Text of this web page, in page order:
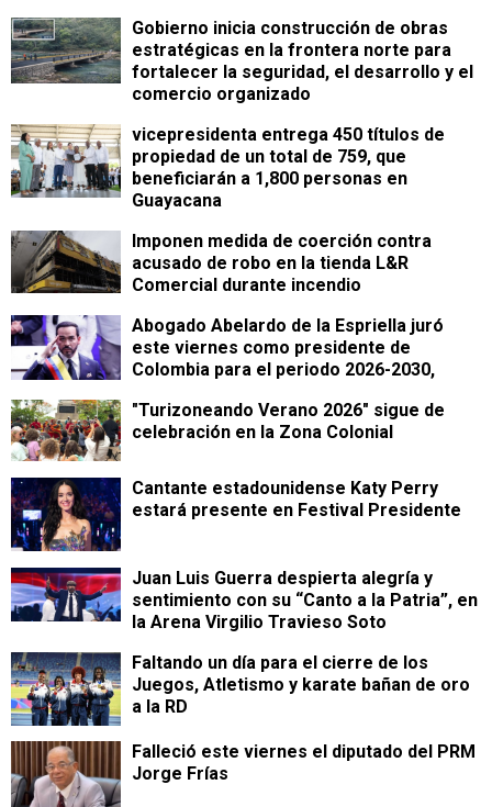
Gobierno inicia construcción de obras
estratégicas en la frontera norte para
fortalecer la seguridad, el desarrollo y el
comercio organizado
vicepresidenta entrega 450 títulos de
propiedad de un total de 759, que
beneficiarán a 1,800 personas en
Guayacana
Imponen medida de coerción contra
acusado de robo en la tienda L&R
Comercial durante incendio
Abogado Abelardo de la Espriella juró
este viernes como presidente de
Colombia para el periodo 2026-2030,
"Turizoneando Verano 2026" sigue de
celebración en la Zona Colonial
Cantante estadounidense Katy Perry
estará presente en Festival Presidente
Juan Luis Guerra despierta alegría y
sentimiento con su “Canto a la Patria”, en
la Arena Virgilio Travieso Soto
Faltando un día para el cierre de los
Juegos, Atletismo y karate bañan de oro
a la RD
Falleció este viernes el diputado del PRM
Jorge Frías